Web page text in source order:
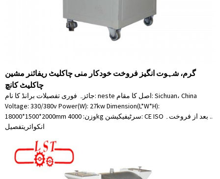
گرم، شہوت انگیز فروخت خودکار منی چاکلیٹ ریفائنر مشین
چاکلیٹ کانچ
جائزہ فوری تفصیلات برانڈ کا نام: neste اصل کا مقام: Sichuan، China
Voltage: 330/380v Power(W): 27kw Dimension(L*W*H):
18000*1500*2000mm وزن: 4000kg سرٹیفیکیشن: CE ISO بعد از فروخت۔ ..
انکوائریتفصیل